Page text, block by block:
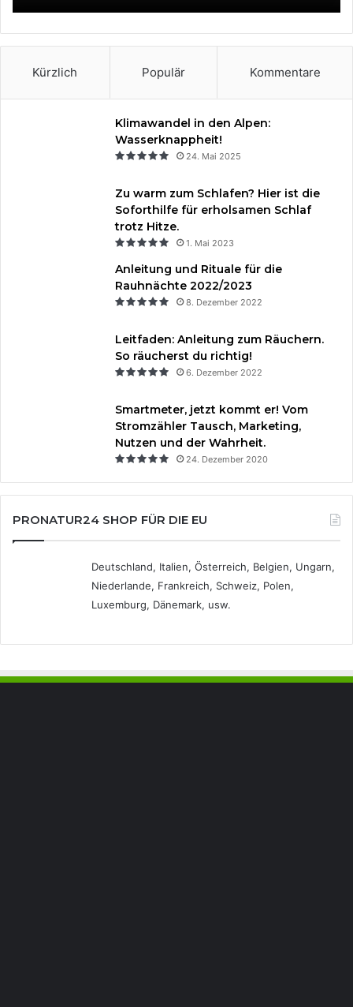
k
s
t
a
m
Kürzlich Populär Kommentare
Klimawandel in den Alpen:
Wasserknappheit!
24. Mai 2025
Zu warm zum Schlafen? Hier ist die
Soforthilfe für erholsamen Schlaf
trotz Hitze.
1. Mai 2023
Anleitung und Rituale für die
Rauhnächte 2022/2023
8. Dezember 2022
Leitfaden: Anleitung zum Räuchern.
So räucherst du richtig!
6. Dezember 2022
Smartmeter, jetzt kommt er! Vom
Stromzähler Tausch, Marketing,
Nutzen und der Wahrheit.
24. Dezember 2020
PRONATUR24 SHOP FÜR DIE EU
Deutschland, Italien, Österreich, Belgien, Ungarn,
Niederlande, Frankreich, Schweiz, Polen,
Luxemburg, Dänemark, usw.